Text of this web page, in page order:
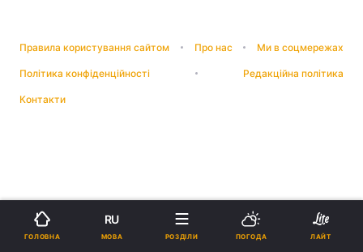
Правила користування сайтом Про нас Ми в соцмережах
Політика конфіденційності Редакційна політика
Контакти
ГОЛОВНА
RU
МОВА РОЗДІЛИ ПОГОДА ЛАЙТ